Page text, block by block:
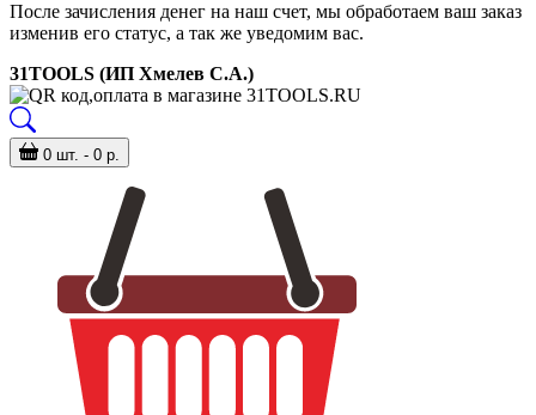
После зачисления денег на наш счет, мы обработаем ваш заказ
изменив его статус, а так же уведомим вас.
31TOOLS (ИП Хмелев С.А.)
0 шт. - 0 р.